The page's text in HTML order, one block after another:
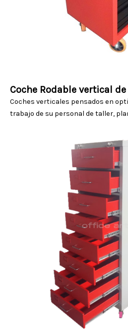
Coche Rodable vertical
Coches verticales pensados en
trabajo de su personal de taller,